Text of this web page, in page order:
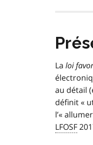
La loi
au détail
définit «
l’«
LFOSF